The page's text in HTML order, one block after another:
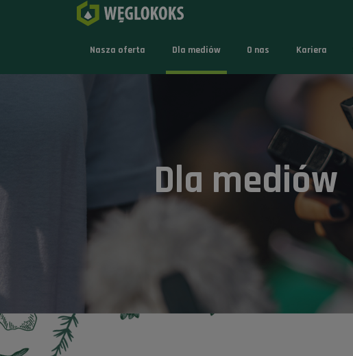
Nasza oferta Dla mediów O nas Kariera
Dla mediów